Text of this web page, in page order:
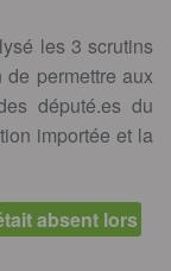
les 3 scrutins
de permettre aux
député.es du
importée et la
absent lors